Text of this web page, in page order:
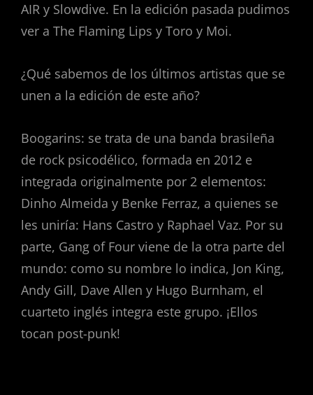
AIR y Slowdive. En la edición pasada pudimos
ver a The Flaming Lips y Toro y Moi.
¿Qué sabemos de los últimos artistas que se
unen a la edición de este año?
Boogarins: se trata de una banda brasileña
de rock psicodélico, formada en 2012 e
integrada originalmente por 2 elementos:
Dinho Almeida y Benke Ferraz, a quienes se
les uniría: Hans Castro y Raphael Vaz. Por su
parte, Gang of Four viene de la otra parte del
mundo: como su nombre lo indica, Jon King,
Andy Gill, Dave Allen y Hugo Burnham, el
cuarteto inglés integra este grupo. ¡Ellos
tocan post-punk!